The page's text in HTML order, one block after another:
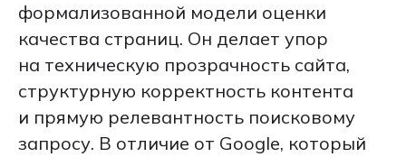
формализованной модели оценки
качества страниц. Он делает упор
на техническую прозрачность сайта,
структурную корректность контента
и прямую релевантность поисковому
запросу. В отличие от Google, который